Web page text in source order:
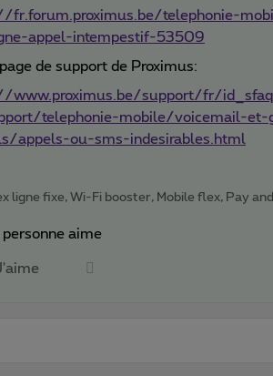
fr.forum.proximus.be/telephonie-
appel-intempestif-53509
de support de Proximus:
www.proximus.be/support/fr/
telephonie-mobile/voicemail-et-
appels-ou-sms-indesirables.html
ligne fixe, Wi-Fi booster, Mobile flex, Pay and
personne aime